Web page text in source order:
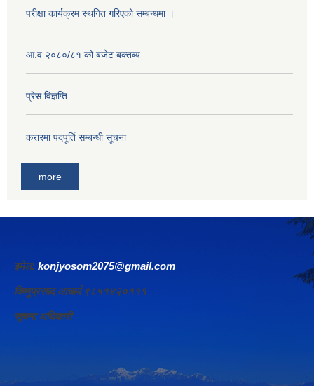
परीक्षा कार्यक्रम स्थगित गरिएको सम्बन्धमा ।
आ.व २०८०/८१ को बजेट बक्तब्य
प्रेस विज्ञप्ति
करारमा पदपूर्ति सम्बन्धी सूचना
more
इमेल: konjyosom2075@gmail.com
विष्णुप्रसाद आचार्य ९८५१४२०१११
सूचना अधिकारी